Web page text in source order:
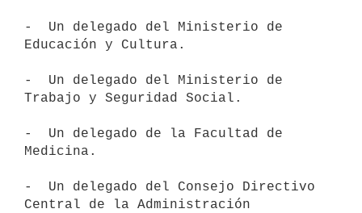
-  Un delegado del Ministerio de
Educación y Cultura.
-  Un delegado del Ministerio de
Trabajo y Seguridad Social.
-  Un delegado de la Facultad de
Medicina.
-  Un delegado del Consejo Directivo
Central de la Administración